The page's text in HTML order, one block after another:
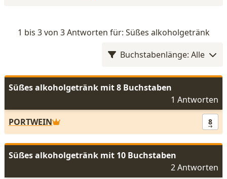
1 bis 3 von 3 Antworten für: Süßes alkoholgetränk
Buchstabenlänge: Alle
Süßes alkoholgetränk mit 8 Buchstaben
1 Antworten
PORTWEIN
8
Süßes alkoholgetränk mit 10 Buchstaben
2 Antworten